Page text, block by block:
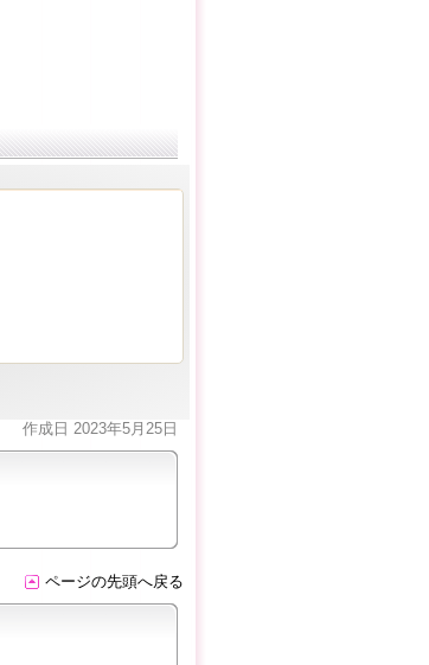
作成日 2023年5月25日
ページの先頭へ戻る